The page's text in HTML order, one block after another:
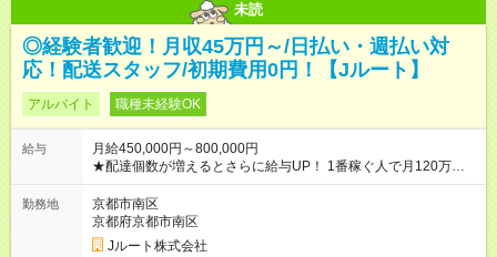
未読
◎経験者歓迎！月収45万円～/日払い・週払い対
応！配送スタッフ/初期費用0円！【Jルート】
アルバイト 職種未経験OK
給与
月給450,000円～800,000円
★配達個数が増えるとさらに給与UP！ 1番稼ぐ人で月120万ほ
ど！ ・主要都市エリア 月収55万円／週5日稼働 月収65万~112
万円／週6日稼働 ・地方郊外エリア 月収40万円／週5日稼働 月
収40万円~50万円／週6日稼働 ＜モデルイメージ＞ ■月収50万
円 (27歳男性/江東区在住)※元建築関係 1日150個配達×25日勤務
勤務地
京都市南区
京都府京都市南区
Jルート株式会社